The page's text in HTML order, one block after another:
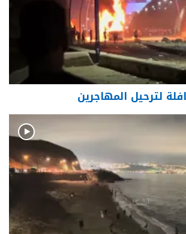
لترحيل المهاجرين